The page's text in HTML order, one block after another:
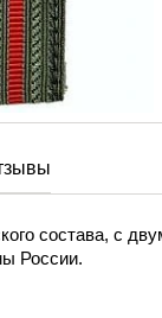
состава, с
России.